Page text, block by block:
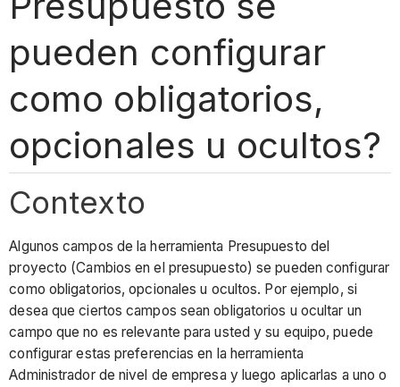
pueden configurar
como obligatorios,
opcionales u ocultos?
Contexto
Algunos campos de la herramienta Presupuesto del
proyecto (Cambios en el presupuesto) se pueden configurar
como obligatorios, opcionales u ocultos. Por ejemplo, si
desea que ciertos campos sean obligatorios u ocultar un
campo que no es relevante para usted y su equipo, puede
configurar estas preferencias en la herramienta
Administrador de nivel de empresa y luego aplicarlas a uno o